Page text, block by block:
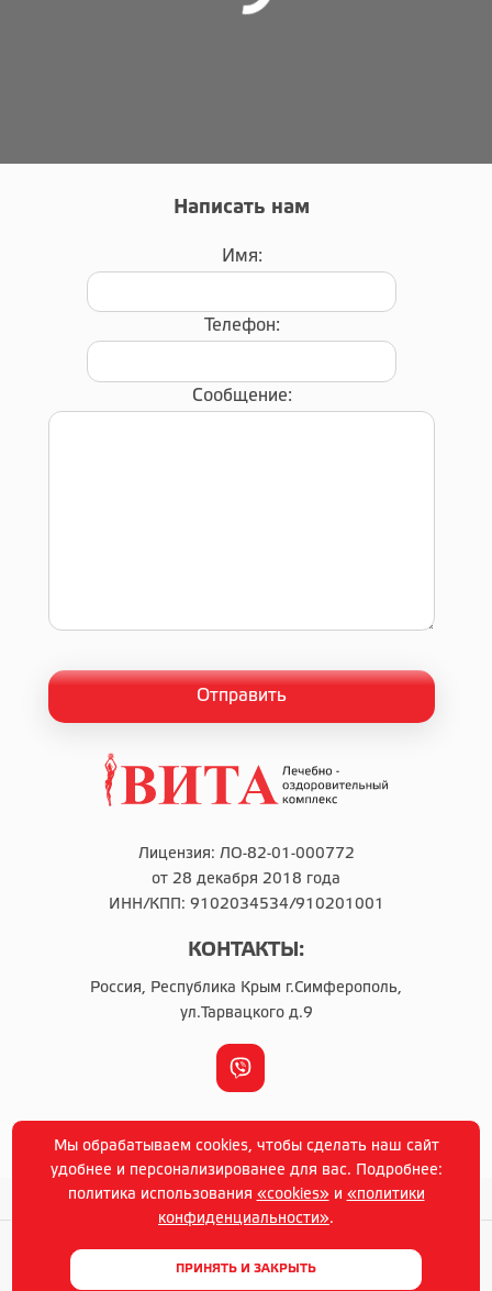
Написать нам
Имя:
Телефон:
Сообщение:
Лицензия: ЛО-82-01-000772
от 28 декабря 2018 года
ИНН/КПП: 9102034534/910201001
КОНТАКТЫ:
Россия, Республика Крым г.Симферополь,
ул.Тарвацкого д.9
г. Симферополь © Copyright 2014-2021 г
Политика конфиденциальности
ИМЕЮТСЯ ПРОТИВОПОКАЗАНИЯ. НЕОБХОДИМО
Мы обрабатываем cookies, чтобы сделать наш сайт
удобнее и персонализированее для вас. Подробнее:
политика использования «cookies» и «политики
конфиденциальности».
ПРИНЯТЬ И ЗАКРЫТЬ